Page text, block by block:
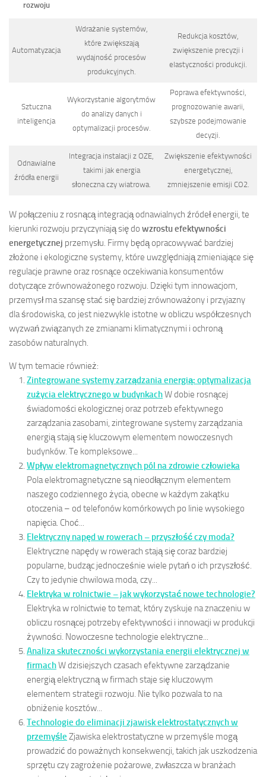
rozwoju
Automatyzacja
Wdrażanie systemów,
które zwiększają
wydajność procesów
produkcyjnych.
Redukcja kosztów,
zwiększenie precyzji i
elastyczności produkcji.
Sztuczna
inteligencja
Wykorzystanie algorytmów
do analizy danych i
optymalizacji procesów.
Poprawa efektywności,
prognozowanie awarii,
szybsze podejmowanie
decyzji.
Odnawialne
źródła energii
Integracja instalacji z OZE,
takimi jak energia
słoneczna czy wiatrowa.
Zwiększenie efektywności
energetycznej,
zmniejszenie emisji CO2.
W połączeniu z rosnącą integracją odnawialnych źródeł energii, te
kierunki rozwoju przyczyniają się do wzrostu efektywności
energetycznej przemysłu. Firmy będą opracowywać bardziej
złożone i ekologiczne systemy, które uwzględniają zmieniające się
regulacje prawne oraz rosnące oczekiwania konsumentów
dotyczące zrównoważonego rozwoju. Dzięki tym innowacjom,
przemysł ma szansę stać się bardziej zrównoważony i przyjazny
dla środowiska, co jest niezwykle istotne w obliczu współczesnych
wyzwań związanych ze zmianami klimatycznymi i ochroną
zasobów naturalnych.
W tym temacie również:
Zintegrowane systemy zarządzania energią: optymalizacja
zużycia elektrycznego w budynkachW dobie rosnącej
świadomości ekologicznej oraz potrzeb efektywnego
zarządzania zasobami, zintegrowane systemy zarządzania
energią stają się kluczowym elementem nowoczesnych
budynków. Te kompleksowe...
Wpływ elektromagnetycznych pól na zdrowie człowieka
Pola elektromagnetyczne są nieodłącznym elementem
naszego codziennego życia, obecne w każdym zakątku
otoczenia – od telefonów komórkowych po linie wysokiego
napięcia. Choć...
Elektryczny napęd w rowerach – przyszłość czy moda?
Elektryczne napędy w rowerach stają się coraz bardziej
popularne, budząc jednocześnie wiele pytań o ich przyszłość.
Czy to jedynie chwilowa moda, czy...
Elektryka w rolnictwie – jak wykorzystać nowe technologie?
Elektryka w rolnictwie to temat, który zyskuje na znaczeniu w
obliczu rosnącej potrzeby efektywności i innowacji w produkcji
żywności. Nowoczesne technologie elektryczne...
Analiza skuteczności wykorzystania energii elektrycznej w
firmachW dzisiejszych czasach efektywne zarządzanie
energią elektryczną w firmach staje się kluczowym
elementem strategii rozwoju. Nie tylko pozwala to na
obniżenie kosztów...
Technologie do eliminacji zjawisk elektrostatycznych w
przemyśle Zjawiska elektrostatyczne w przemyśle mogą
prowadzić do poważnych konsekwencji, takich jak uszkodzenia
sprzętu czy zagrożenie pożarowe, zwłaszcza w branżach